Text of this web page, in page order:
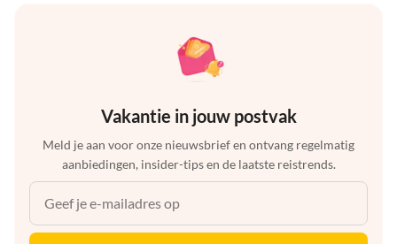
Vakantie in jouw postvak
Meld je aan voor onze nieuwsbrief en ontvang regelmatig
aanbiedingen, insider-tips en de laatste reistrends.